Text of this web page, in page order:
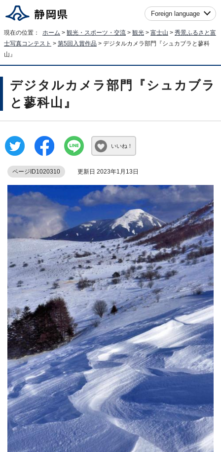
Foreign language
現在の位置： ホーム > 観光・スポーツ・交流 > 観光 > 富士山 > 秀景ふるさと富
士写真コンテスト > 第5回入賞作品 > デジタルカメラ部門『シュカブラと蓼科
山』
デジタルカメラ部門『シュカブラ
と蓼科山』
いいね！
ページID1020310 更新日 2023年1月13日